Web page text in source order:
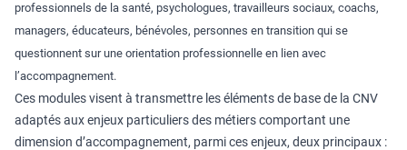
professionnels de la santé, psychologues, travailleurs sociaux, coachs,
managers, éducateurs, bénévoles, personnes en transition qui se
questionnent sur une orientation professionnelle en lien avec
l’accompagnement.
Ces modules visent à transmettre les éléments de base de la CNV
adaptés aux enjeux particuliers des métiers comportant une
dimension d’accompagnement, parmi ces enjeux, deux principaux :